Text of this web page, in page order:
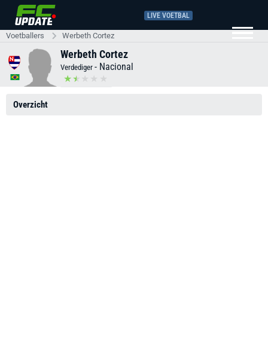
LIVE VOETBAL
Voetballers Werbeth Cortez
Werbeth Cortez
Verdediger - Nacional
Overzicht